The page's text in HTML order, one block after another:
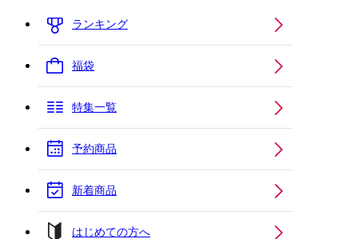
ランキング
福袋
特集一覧
予約商品
新着商品
はじめての方へ